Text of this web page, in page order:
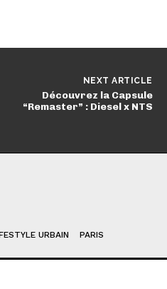
NEXT ARTICLE
Découvrez la Capsule
“Remaster” : Diesel x NTS
URBAIN PARIS